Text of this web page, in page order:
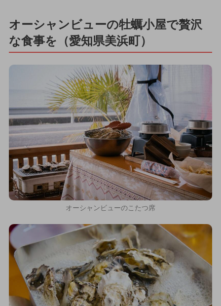
オーシャンビューの牡蠣小屋で贅沢
な食事を（愛知県美浜町）
オーシャンビューのこたつ席